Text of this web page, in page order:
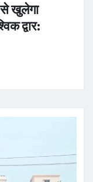
से खुलेगा
द्वार: